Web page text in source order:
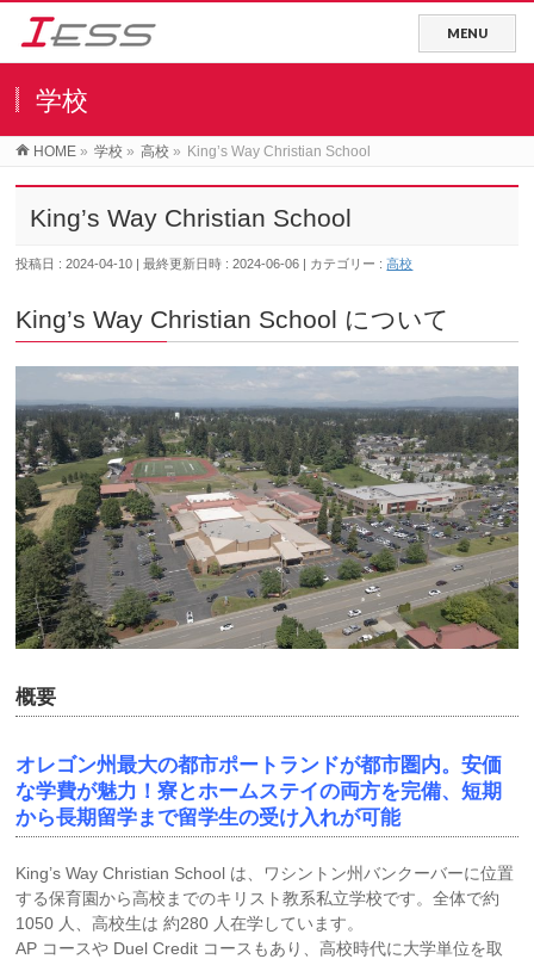
学校
HOME » 学校 » 高校 » King’s Way Christian School
King’s Way Christian School
投稿日 : 2024-04-10 最終更新日時 : 2024-06-06 カテゴリー :高校
King’s Way Christian School について
概要
オレゴン州最大の都市ポートランドが都市圏内。安価
な学費が魅力！寮とホームステイの両方を完備、短期
から長期留学まで留学生の受け入れが可能
King’s Way Christian School は、ワシントン州バンクーバーに位置
する保育園から高校までのキリスト教系私立学校です。全体で約
1050 人、高校生は 約280 人在学しています。
AP コースや Duel Credit コースもあり、高校時代に大学単位を取